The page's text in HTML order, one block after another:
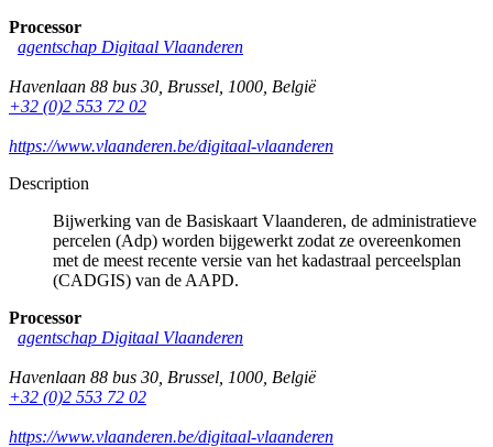
Processor
agentschap Digitaal Vlaanderen
Havenlaan 88 bus 30 Brussel 1000 België
+32 (0)2 553 72 02
https://www.vlaanderen.be/digitaal-vlaanderen
Description
Bijwerking van de Basiskaart Vlaanderen, de administratieve
percelen (Adp) worden bijgewerkt zodat ze overeenkomen
met de meest recente versie van het kadastraal perceelsplan
(CADGIS) van de AAPD.
Processor
agentschap Digitaal Vlaanderen
Havenlaan 88 bus 30 Brussel 1000 België
+32 (0)2 553 72 02
https://www.vlaanderen.be/digitaal-vlaanderen